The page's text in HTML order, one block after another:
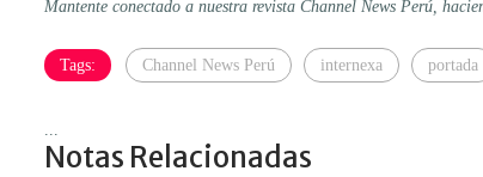
Mantente conectado a nuestra revista Channel News Perú,
Tags: Channel News Perú internexa portada
Notas Relacionadas